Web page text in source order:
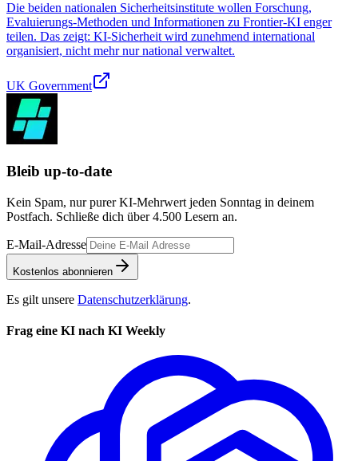
Die beiden nationalen Sicherheitsinstitute wollen Forschung,
Evaluierungs-Methoden und Informationen zu Frontier-KI enger
teilen. Das zeigt: KI-Sicherheit wird zunehmend international
organisiert, nicht mehr nur national verwaltet.
UK Government
Bleib up-to-date
Kein Spam, nur purer KI-Mehrwert jeden Sonntag in deinem
Postfach. Schließe dich über4.500 Lesern an.
E-Mail-Adresse
Kostenlos abonnieren
Es gilt unsere Datenschutzerklärung.
Frag eine KI nach KI Weekly